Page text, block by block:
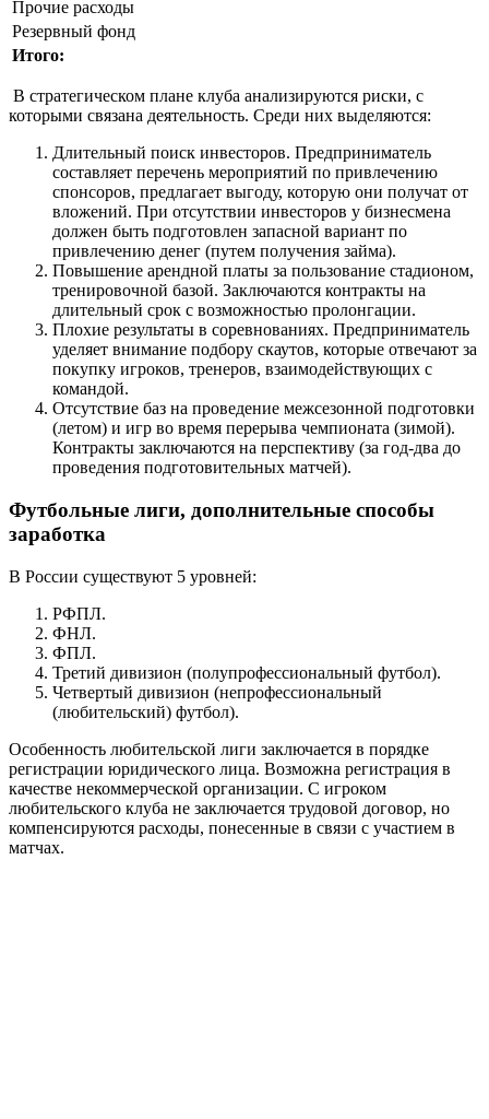
Прочие расходы
Резервный фонд
Итого:
В стратегическом плане клуба анализируются риски, с
которыми связана деятельность. Среди них выделяются:
Длительный поиск инвесторов. Предприниматель
составляет перечень мероприятий по привлечению
спонсоров, предлагает выгоду, которую они получат от
вложений. При отсутствии инвесторов у бизнесмена
должен быть подготовлен запасной вариант по
привлечению денег (путем получения займа).
Повышение арендной платы за пользование стадионом,
тренировочной базой. Заключаются контракты на
длительный срок с возможностью пролонгации.
Плохие результаты в соревнованиях. Предприниматель
уделяет внимание подбору скаутов, которые отвечают за
покупку игроков, тренеров, взаимодействующих с
командой.
Отсутствие баз на проведение межсезонной подготовки
(летом) и игр во время перерыва чемпионата (зимой).
Контракты заключаются на перспективу (за год-два до
проведения подготовительных матчей).
Футбольные лиги, дополнительные способы
заработка
В России существуют 5 уровней:
РФПЛ.
ФНЛ.
ФПЛ.
Третий дивизион (полупрофессиональный футбол).
Четвертый дивизион (непрофессиональный
(любительский) футбол).
Особенность любительской лиги заключается в порядке
регистрации юридического лица. Возможна регистрация в
качестве некоммерческой организации. С игроком
любительского клуба не заключается трудовой договор, но
компенсируются расходы, понесенные в связи с участием в
матчах.